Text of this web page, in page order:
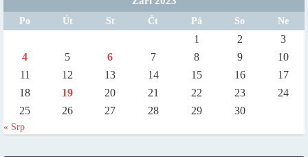
Po Út St Čt Pá So Ne
1 2
3
4
5 6 7 8 9
10
11
12 13 14 15 16
17
18
19 20 21 22 23
24
25
26 27 28 29 30
« Srp